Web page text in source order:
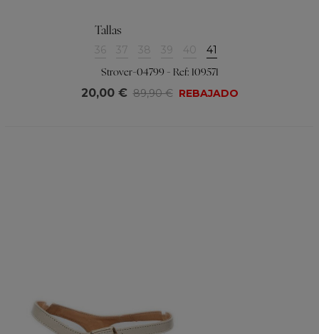
Tallas
36 37 38 39 40 41
Strover-04799 - Ref: 109571
20,00 € 89,90 € REBAJADO